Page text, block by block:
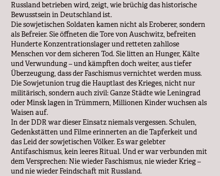
Russland betrieben wird, zeigt, wie brüchig das historische
Bewusstsein in Deutschland ist.
Die sowjetischen Soldaten kamen nicht als Eroberer, sondern
als Befreier. Sie öffneten die Tore von Auschwitz, befreiten
Hunderte Konzentrationslager und retteten zahllose
Menschen vor dem sicheren Tod. Sie litten an Hunger, Kälte
und Verwundung – und kämpften doch weiter, aus tiefer
Überzeugung, dass der Faschismus vernichtet werden muss.
Die Sowjetunion trug die Hauptlast des Krieges, nicht nur
militärisch, sondern auch zivil: Ganze Städte wie Leningrad
oder Minsk lagen in Trümmern, Millionen Kinder wuchsen als
Waisen auf.
In der DDR war dieser Einsatz niemals vergessen. Schulen,
Gedenkstätten und Filme erinnerten an die Tapferkeit und
das Leid der sowjetischen Völker. Es war gelebter
Antifaschismus, kein leeres Ritual. Und er war verbunden mit
dem Versprechen: Nie wieder Faschismus, nie wieder Krieg –
und nie wieder Feindschaft mit Russland.